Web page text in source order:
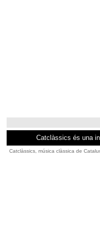
Catclàssics és una
Catclàssics, música clàssica de